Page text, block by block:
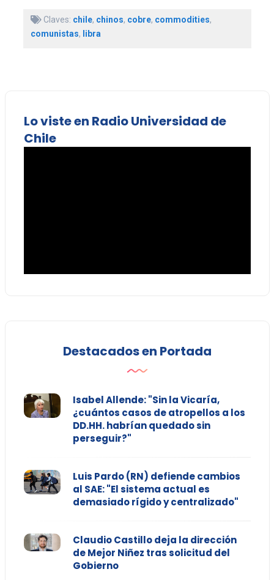
Claves: chile, chinos, cobre, commodities,
comunistas, libra
Lo viste en Radio Universidad de
Chile
Destacados en Portada
Isabel Allende: "Sin la Vicaría,
¿cuántos casos de atropellos a los
DD.HH. habrían quedado sin
perseguir?"
Luis Pardo (RN) defiende cambios
al SAE: "El sistema actual es
demasiado rígido y centralizado"
Claudio Castillo deja la dirección
de Mejor Niñez tras solicitud del
Gobierno